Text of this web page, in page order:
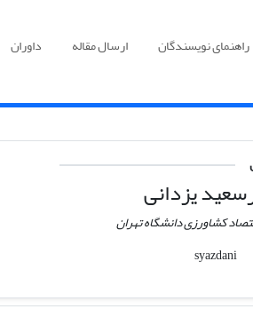
راهنمای نویسندگان ارسال مقاله داوران
یزدانی
کشاورزی دانشگاه تهران